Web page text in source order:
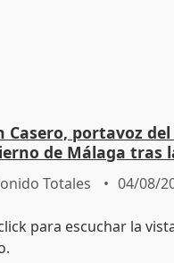
Casero, portavoz
de Málaga tras
de Siles
Totales 04/08/